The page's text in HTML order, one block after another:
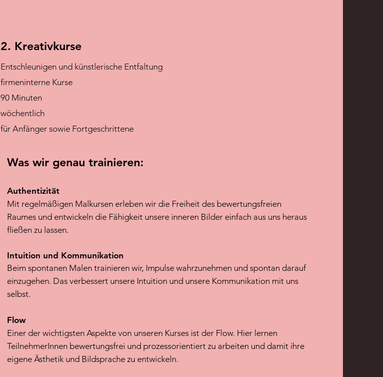
2. Kreativkurse
Entschleunigen und künstlerische Entfaltung
firmeninterne Kurse
90 Minuten
wöchentlich
für Anfänger sowie Fortgeschrittene
Was wir genau trainieren:
Authentizität
Mit regelmäßigen Malkursen erleben wir die Freiheit des bewertungsfreien
Raumes und entwickeln die Fähigkeit unsere inneren Bilder einfach aus uns heraus
fließen zu lassen.
Intuition und Kommunikation
Beim spontanen Malen trainieren wir, Impulse wahrzunehmen und spontan darauf
einzugehen. Das verbessert unsere Intuition und unsere Kommunikation mit uns
selbst.
Flow
Einer der wichtigsten Aspekte von unseren Kurses ist der Flow. Hier lernen
TeilnehmerInnen bewertungsfrei und prozessorientiert zu arbeiten und damit ihre
eigene Ästhetik und Bildsprache zu entwickeln.